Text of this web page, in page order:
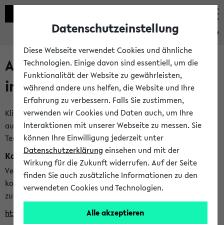
eKVV
Alle veröffentlichten Semester
im eKVV
Klicken Sie auf das Semester, welches Sie für Ihre Sitzung
auswählen möchten. Bitte beachten Sie auch die weiteren
Termine imKalender der Lehrplanung
Kalenderintegration
Verwenden Sie die folgende Adresse, um mit einer
kompatiblen Kalenderanwendung auf die Vorlesungszeiten
zuzugreifen (nähere Informationen
finden Sie hier
https://ekvv.uni-bielefeld.de/ws/calendar?vz
Datenschutzeinstellung
Diese Webseite verwendet Cookies und ähnliche
Technologien. Einige davon sind essentiell, um die
Funktionalität der Website zu gewährleisten,
während andere uns helfen, die Website und Ihre
Erfahrung zu verbessern. Falls Sie zustimmen,
verwenden wir Cookies und Daten auch, um Ihre
Interaktionen mit unserer Webseite zu messen. Sie
können Ihre Einwilligung jederzeit unter
Datenschutzerklärung einsehen und mit der
Wirkung für die Zukunft widerrufen. Auf der Seite
finden Sie auch zusätzliche Informationen zu den
verwendeten Cookies und Technologien.
Alle akzeptieren